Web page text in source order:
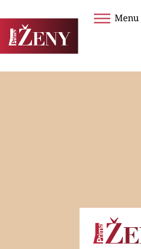
Menu
Horoskopy